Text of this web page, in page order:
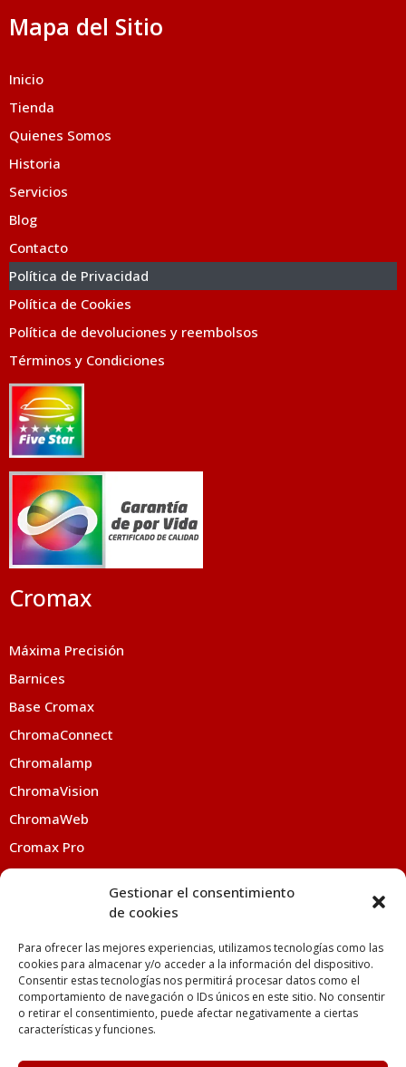
Gestionar el consentimiento
de cookies
Para ofrecer las mejores experiencias, utilizamos tecnologías como las
cookies para almacenar y/o acceder a la información del dispositivo.
Consentir estas tecnologías nos permitirá procesar datos como el
comportamiento de navegación o IDs únicos en este sitio. No consentir
o retirar el consentimiento, puede afectar negativamente a ciertas
características y funciones.
Mapa del Sitio
Inicio
Tienda
Quienes Somos
Historia
Servicios
Blog
Contacto
Política de Privacidad
Política de Cookies
Política de devoluciones y reembolsos
Términos y Condiciones
Cromax
Máxima Precisión
Barnices
Base Cromax
ChromaConnect
Chromalamp
ChromaVision
ChromaWeb
Cromax Pro
Eco Pro
Kwik Color
Manos a la Obra
Reparación Express